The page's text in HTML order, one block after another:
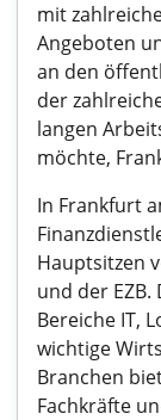
mit
Angeboten
an den
der
langen
möchte,
In Frankfurt
Hauptsitzen
und der
Bereiche IT,
wichtige
Branchen
Fachkräfte